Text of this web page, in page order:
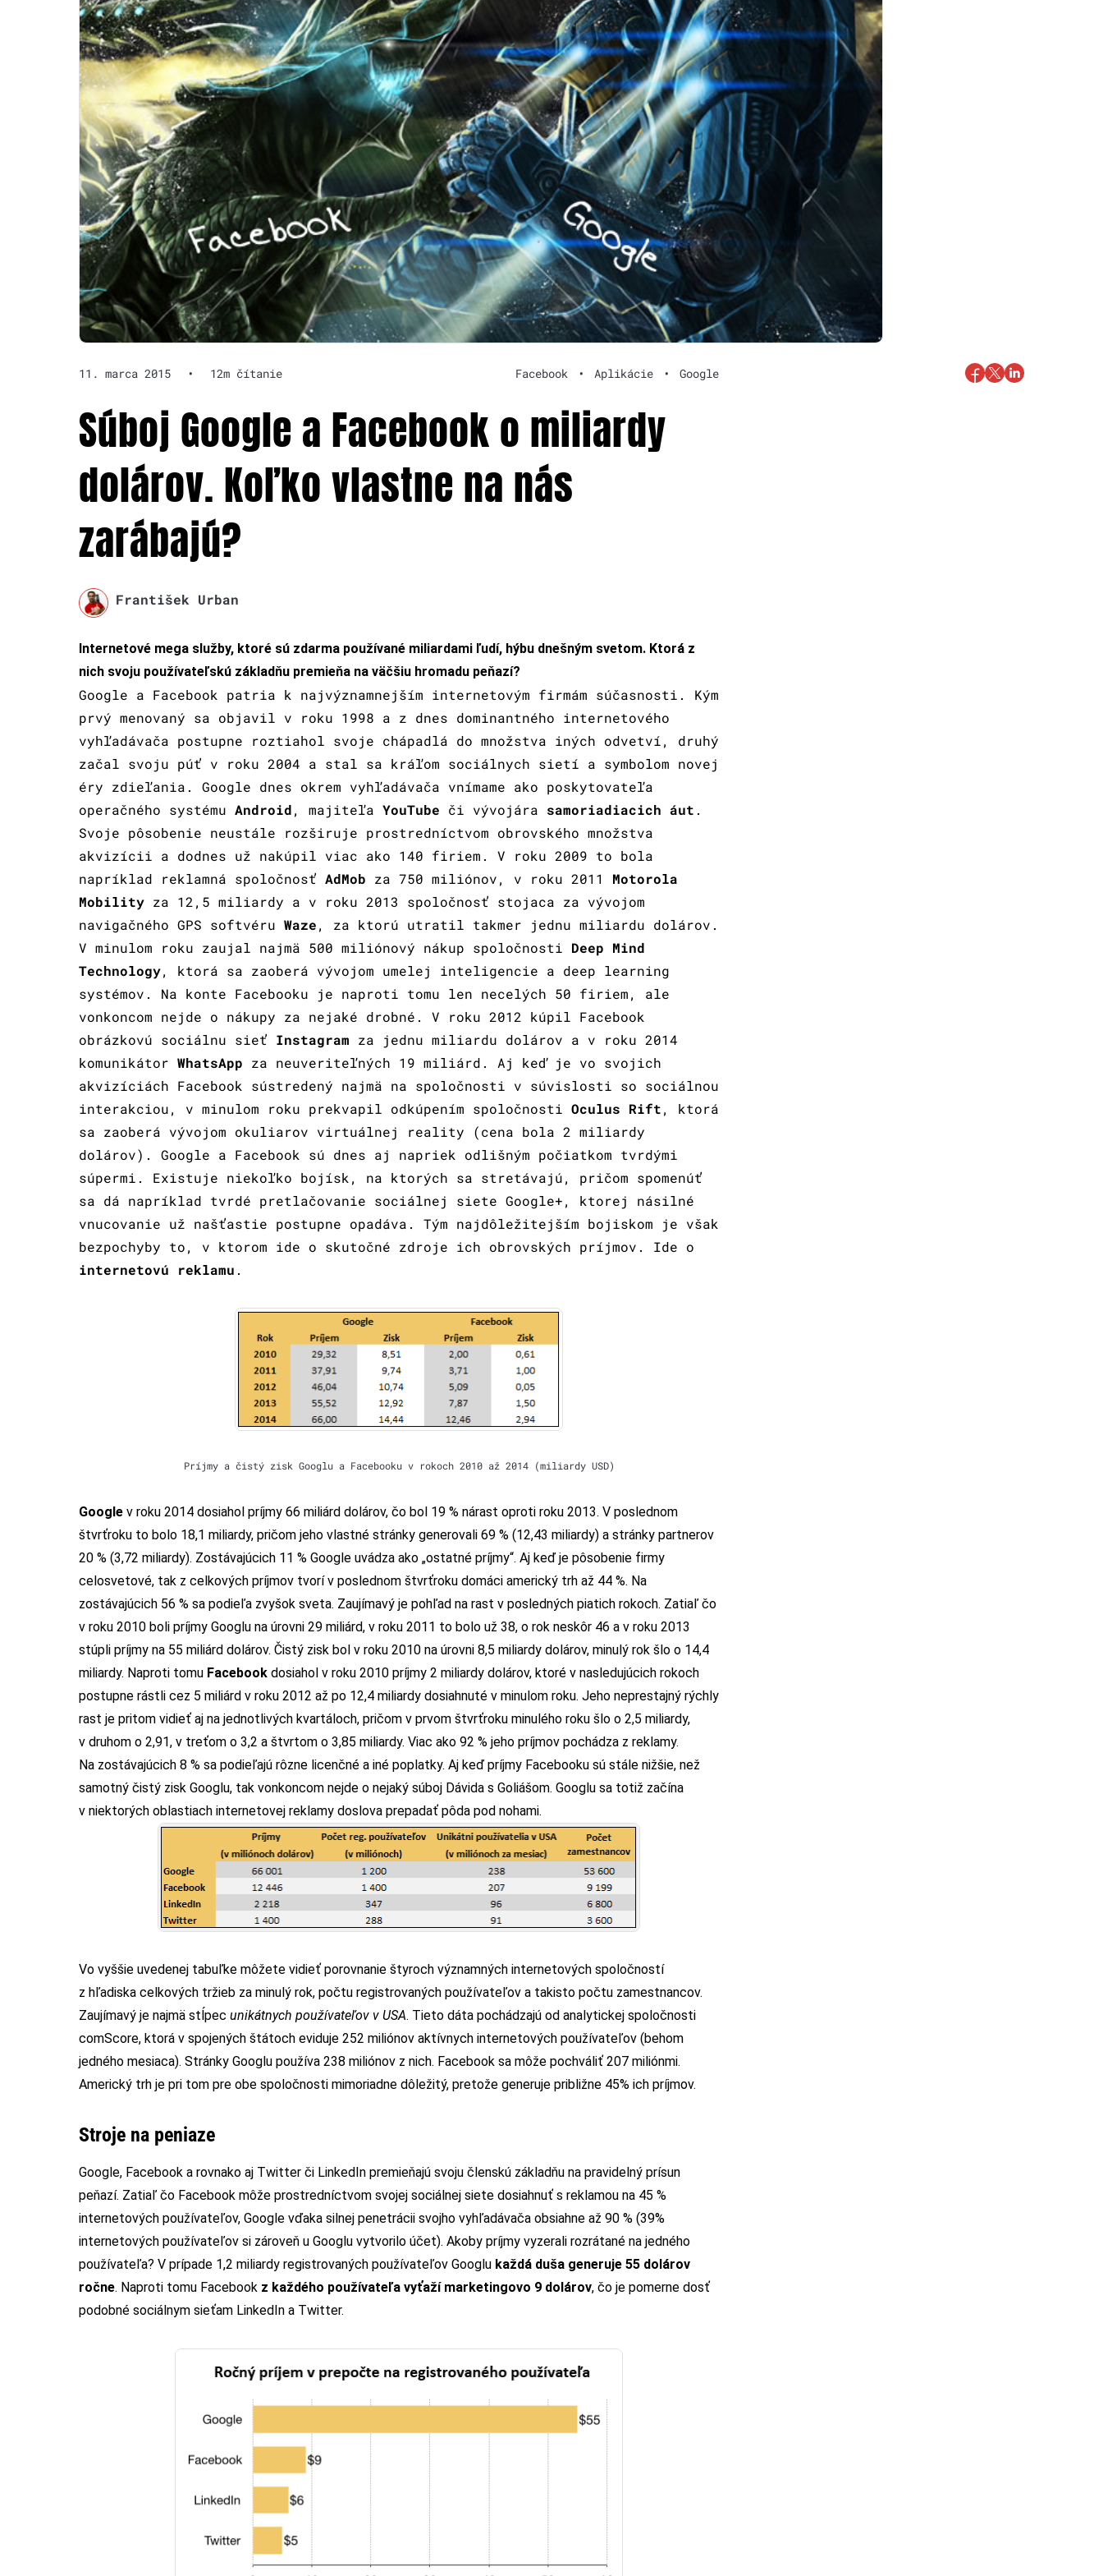
11. marca 2015 • 12m čítanie Facebook • Aplikácie • Google
Súboj Google a Facebook o miliardy
dolárov. Koľko vlastne na nás
zarábajú?
František Urban
Internetové mega služby, ktoré sú zdarma používané miliardami ľudí, hýbu dnešným svetom. Ktorá z
nich svoju používateľskú základňu premieňa na väčšiu hromadu peňazí?
Google a Facebook patria k najvýznamnejším internetovým firmám súčasnosti. Kým
prvý menovaný sa objavil v roku 1998 a z dnes dominantného internetového
vyhľadávača postupne roztiahol svoje chápadlá do množstva iných odvetví, druhý
začal svoju púť v roku 2004 a stal sa kráľom sociálnych sietí a symbolom novej
éry zdieľania. Google dnes okrem vyhľadávača vnímame ako poskytovateľa
operačného systému Android, majiteľa YouTube či vývojára samoriadiacich áut .
Svoje pôsobenie neustále rozširuje prostredníctvom obrovského množstva
akvizícii a dodnes už nakúpil viac ako 140 firiem. V roku 2009 to bola
napríklad reklamná spoločnosť AdMob za 750 miliónov, v roku 2011 Motorola
Mobility za 12,5 miliardy a v roku 2013 spoločnosť stojaca za vývojom
navigačného GPS softvéru Waze, za ktorú utratil takmer jednu miliardu dolárov.
V minulom roku zaujal najmä 500 miliónový nákup spoločnosti Deep Mind
Technology, ktorá sa zaoberá vývojom umelej inteligencie a deep learning
systémov. Na konte Facebooku je naproti tomu len necelých 50 firiem, ale
vonkoncom nejde o nákupy za nejaké drobné. V roku 2012 kúpil Facebook
obrázkovú sociálnu sieť Instagram za jednu miliardu dolárov a v roku 2014
komunikátor WhatsApp za neuveriteľných 19 miliárd. Aj keď je vo svojich
akvizíciách Facebook sústredený najmä na spoločnosti v súvislosti so sociálnou
interakciou, v minulom roku prekvapil odkúpením spoločnosti Oculus Rift, ktorá
sa zaoberá vývojom okuliarov virtuálnej reality (cena bola 2 miliardy
dolárov). Google a Facebook sú dnes aj napriek odlišným počiatkom tvrdými
súpermi. Existuje niekoľko bojísk, na ktorých sa stretávajú, pričom spomenúť
sa dá napríklad tvrdé pretlačovanie sociálnej siete Google+, ktorej násilné
vnucovanie už našťastie postupne opadáva. Tým najdôležitejším bojiskom je však
bezpochyby to, v ktorom ide o skutočné zdroje ich obrovských príjmov. Ide o
internetovú reklamu .
Príjmy a čistý zisk Googlu a Facebooku v rokoch 2010 až 2014 (miliardy USD)
Google v roku 2014 dosiahol príjmy 66 miliárd dolárov, čo bol 19 % nárast oproti roku 2013. V poslednom
štvrťroku to bolo 18,1 miliardy, pričom jeho vlastné stránky generovali 69 % (12,43 miliardy) a stránky partnerov
20 % (3,72 miliardy). Zostávajúcich 11 % Google uvádza ako „ostatné príjmy“. Aj keď je pôsobenie firmy
celosvetové, tak z celkových príjmov tvorí v poslednom štvrťroku domáci americký trh až 44 %. Na
zostávajúcich 56 % sa podieľa zvyšok sveta. Zaujímavý je pohľad na rast v posledných piatich rokoch. Zatiaľ čo
v roku 2010 boli príjmy Googlu na úrovni 29 miliárd, v roku 2011 to bolo už 38, o rok neskôr 46 a v roku 2013
stúpli príjmy na 55 miliárd dolárov. Čistý zisk bol v roku 2010 na úrovni 8,5 miliardy dolárov, minulý rok šlo o 14,4
miliardy. Naproti tomu Facebook dosiahol v roku 2010 príjmy 2 miliardy dolárov, ktoré v nasledujúcich rokoch
postupne rástli cez 5 miliárd v roku 2012 až po 12,4 miliardy dosiahnuté v minulom roku. Jeho neprestajný rýchly
rast je pritom vidieť aj na jednotlivých kvartáloch, pričom v prvom štvrťroku minulého roku šlo o 2,5 miliardy,
v druhom o 2,91, v treťom o 3,2 a štvrtom o 3,85 miliardy. Viac ako 92 % jeho príjmov pochádza z reklamy.
Na zostávajúcich 8 % sa podieľajú rôzne licenčné a iné poplatky. Aj keď príjmy Facebooku sú stále nižšie, než
samotný čistý zisk Googlu, tak vonkoncom nejde o nejaký súboj Dávida s Goliášom. Googlu sa totiž začína
v niektorých oblastiach internetovej reklamy doslova prepadať pôda pod nohami.
Vo vyššie uvedenej tabuľke môžete vidieť porovnanie štyroch významných internetových spoločností
z hľadiska celkových tržieb za minulý rok, počtu registrovaných používateľov a takisto počtu zamestnancov.
Zaujímavý je najmä stĺpec unikátnych používateľov v USA. Tieto dáta pochádzajú od analytickej spoločnosti
comScore, ktorá v spojených štátoch eviduje 252 miliónov aktívnych internetových používateľov (behom
jedného mesiaca). Stránky Googlu používa 238 miliónov z nich. Facebook sa môže pochváliť 207 miliónmi.
Americký trh je pri tom pre obe spoločnosti mimoriadne dôležitý, pretože generuje približne 45% ich príjmov.
Stroje na peniaze
Google, Facebook a rovnako aj Twitter či LinkedIn premieňajú svoju členskú základňu na pravidelný prísun
peňazí. Zatiaľ čo Facebook môže prostredníctvom svojej sociálnej siete dosiahnuť s reklamou na 45 %
internetových používateľov, Google vďaka silnej penetrácii svojho vyhľadávača obsiahne až 90 % (39%
internetových používateľov si zároveň u Googlu vytvorilo účet). Akoby príjmy vyzerali rozrátané na jedného
používateľa? V prípade 1,2 miliardy registrovaných používateľov Googlu každá duša generuje 55 dolárov
ročne. Naproti tomu Facebook z každého používateľa vyťaží marketingovo 9 dolárov, čo je pomerne dosť
podobné sociálnym sieťam LinkedIn a Twitter.